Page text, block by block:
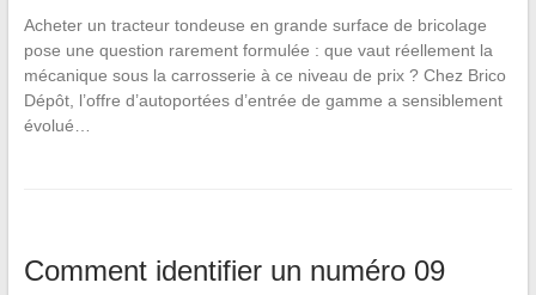
Acheter un tracteur tondeuse en grande surface de bricolage
pose une question rarement formulée : que vaut réellement la
mécanique sous la carrosserie à ce niveau de prix ? Chez Brico
Dépôt, l’offre d’autoportées d’entrée de gamme a sensiblement
évolué…
Comment identifier un numéro 09